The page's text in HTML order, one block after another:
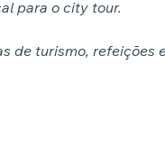
para o city tour.
de turismo, refeições